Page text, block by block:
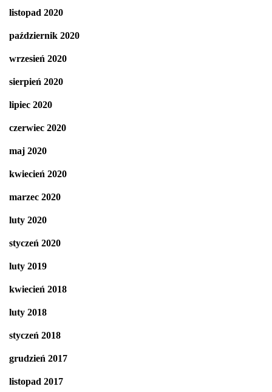
listopad 2020
październik 2020
wrzesień 2020
sierpień 2020
lipiec 2020
czerwiec 2020
maj 2020
kwiecień 2020
marzec 2020
luty 2020
styczeń 2020
luty 2019
kwiecień 2018
luty 2018
styczeń 2018
grudzień 2017
listopad 2017